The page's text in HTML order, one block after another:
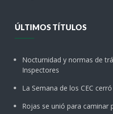
ÚLTIMOS TÍTULOS
Nocturnidad y normas de
Inspectores
La Semana de los CEC
Rojas se unió para caminar